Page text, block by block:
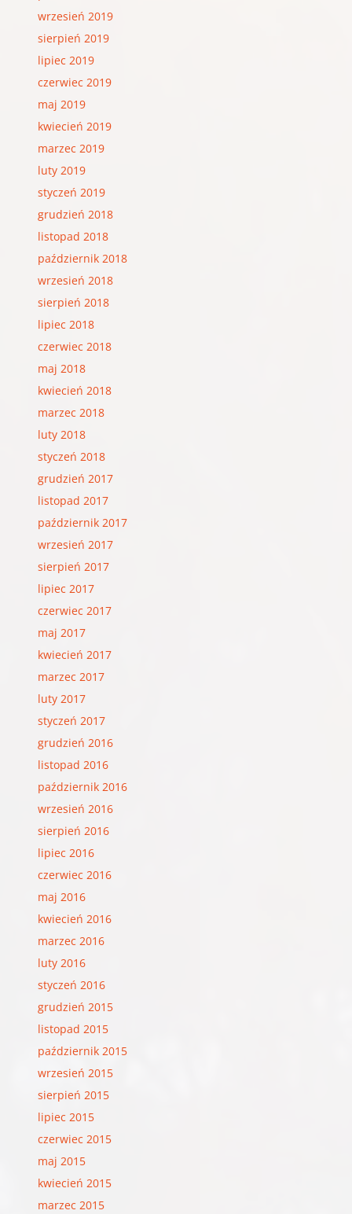
wrzesień 2019
sierpień 2019
lipiec 2019
czerwiec 2019
maj 2019
kwiecień 2019
marzec 2019
luty 2019
styczeń 2019
grudzień 2018
listopad 2018
październik 2018
wrzesień 2018
sierpień 2018
lipiec 2018
czerwiec 2018
maj 2018
kwiecień 2018
marzec 2018
luty 2018
styczeń 2018
grudzień 2017
listopad 2017
październik 2017
wrzesień 2017
sierpień 2017
lipiec 2017
czerwiec 2017
maj 2017
kwiecień 2017
marzec 2017
luty 2017
styczeń 2017
grudzień 2016
listopad 2016
październik 2016
wrzesień 2016
sierpień 2016
lipiec 2016
czerwiec 2016
maj 2016
kwiecień 2016
marzec 2016
luty 2016
styczeń 2016
grudzień 2015
listopad 2015
październik 2015
wrzesień 2015
sierpień 2015
lipiec 2015
czerwiec 2015
maj 2015
kwiecień 2015
marzec 2015